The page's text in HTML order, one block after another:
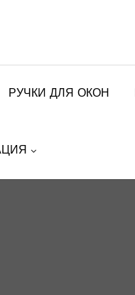
РУЧКИ ДЛЯ ОКОН